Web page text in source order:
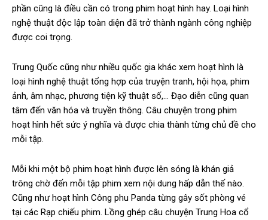
phần cũng là điều cần có trong phim hoạt hình hay. Loại hình
nghệ thuật độc lập toàn diện đã trở thành ngành công nghiệp
được coi trọng.
Trung Quốc cũng như nhiều quốc gia khác xem hoạt hình là
loại hình nghệ thuật tổng hợp của truyện tranh, hội họa, phim
ảnh, âm nhạc, phương tiện kỹ thuật số,… Đạo diễn cũng quan
tâm đến văn hóa và truyền thông. Câu chuyện trong phim
hoạt hình hết sức ý nghĩa và được chia thành từng chủ đề cho
mỗi tập.
Mỗi khi một bộ phim hoạt hình được lên sóng là khán giả
trông chờ đến mỗi tập phim xem nội dung hấp dẫn thế nào.
Cũng như hoạt hình Công phu Panda từng gây sốt phòng vé
tại các Rạp chiếu phim. Lồng ghép câu chuyện Trung Hoa cổ